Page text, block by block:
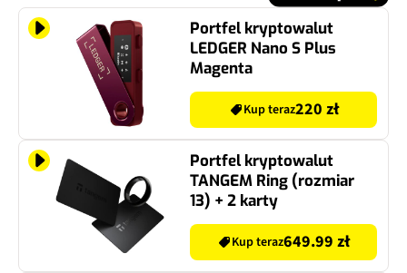
Portfel kryptowalut
LEDGER Nano S Plus
Magenta
Kup teraz220 zł
Portfel kryptowalut
TANGEM Ring (rozmiar
13) + 2 karty
Kup teraz649.99 zł